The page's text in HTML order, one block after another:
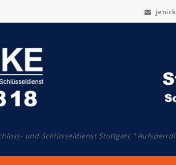
und Schlüsseldienst Stuttgart °